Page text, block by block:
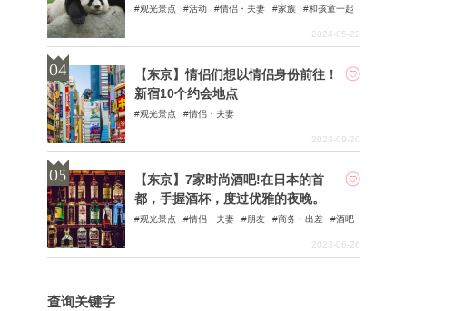
观光景点 活动 情侣・夫妻 家族 和孩童一起
2024-05-22
【东京】情侣们想以情侣身份前往！
新宿10个约会地点
观光景点 情侣・夫妻
2023-09-20
【东京】7家时尚酒吧!在日本的首
都，手握酒杯，度过优雅的夜晚。
观光景点 情侣・夫妻 朋友 商务・出差 酒吧
2023-06-26
查询关键字